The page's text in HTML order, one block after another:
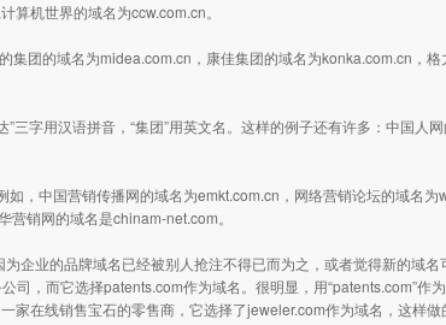
机世界的域名为ccw.com.cn。
集团的域名为midea.com.cn，康佳集团的域名为konka.com.cn，
三字用汉语拼音，“集团”用英文名。这样的例子还有许多：中国人
，中国营销传播网的域名为emkt.com.cn，网络营销论坛的域名
销网的域名是chinam-net.com。
企业的品牌域名已经被别人抢注不得已而为之，或者觉得新的域
，而它选择patents.com作为域名。很明显，用“patents.com”作为
家在线销售宝石的零售商，它选择了jeweler.com作为域名，这样